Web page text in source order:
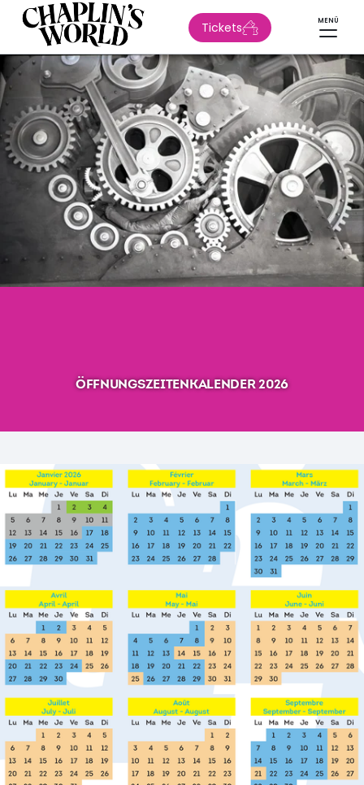
Tickets MENÜ
ÖFFNUNGSZEITENKALENDER 2026